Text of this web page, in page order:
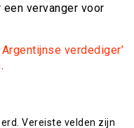
vervanger voor
verdediger’
.
Vereiste velden zijn